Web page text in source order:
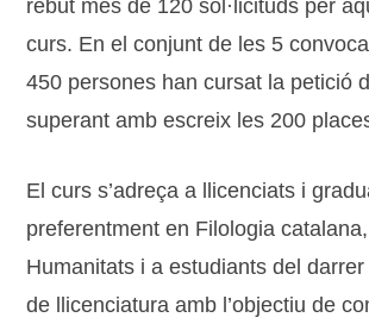
rebut més de 120 sol·licituds per
curs. En el conjunt de les 5
450 persones han cursat la petició
superant amb escreix les 200
El curs s’adreça a llicenciats i
preferentment en Filologia
Humanitats i a estudiants del
de llicenciatura amb l’objectiu de